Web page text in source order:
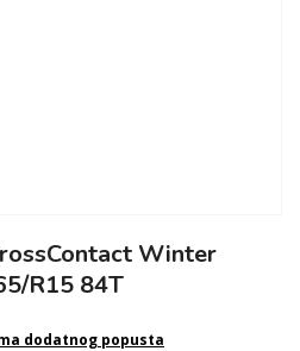
Winter
R15 84T
dodatnog popusta